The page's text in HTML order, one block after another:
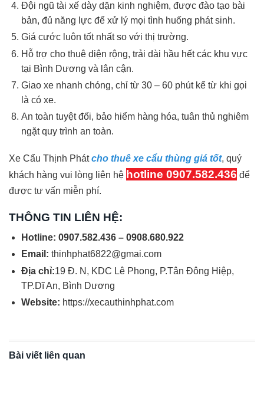
Đội ngũ tài xế dày dặn kinh nghiệm, được đào tạo bài
bản, đủ năng lực để xử lý mọi tình huống phát sinh.
Giá cước luôn tốt nhất so với thị trường.
Hỗ trợ cho thuê diện rộng, trải dài hầu hết các khu vực
tại Bình Dương và lân cận.
Giao xe nhanh chóng, chỉ từ 30 – 60 phút kể từ khi gọi
là có xe.
An toàn tuyệt đối, bảo hiểm hàng hóa, tuân thủ nghiêm
ngặt quy trình an toàn.
Xe Cẩu Thịnh Phátcho thuê xe cẩu thùng giá tốt, quý
khách hàng vui lòng liên hệ hotline 0907.582.436 để
được tư vấn miễn phí.
THÔNG TIN LIÊN HỆ:
Hotline: 0907.582.436 – 0908.680.922
Email: thinhphat6822@gmai.com
Địa chỉ:19 Đ. N, KDC Lê Phong, P.Tân Đông Hiệp,
TP.Dĩ An, Bình Dương
Website: https://xecauthinhphat.com
Bài viết liên quan